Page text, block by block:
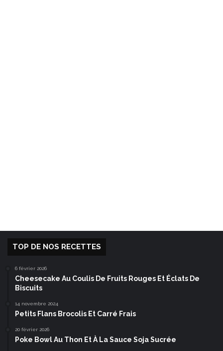
TOP DE NOS RECETTES
6 février 2026
Cheesecake Au Coulis De Fruits Rouges Et Éclats De
Biscuits
14 novembre 2024
Petits Flans Brocolis Et Carré Frais
20 février 2026
Poke Bowl Au Thon Et À La Sauce Soja Sucrée